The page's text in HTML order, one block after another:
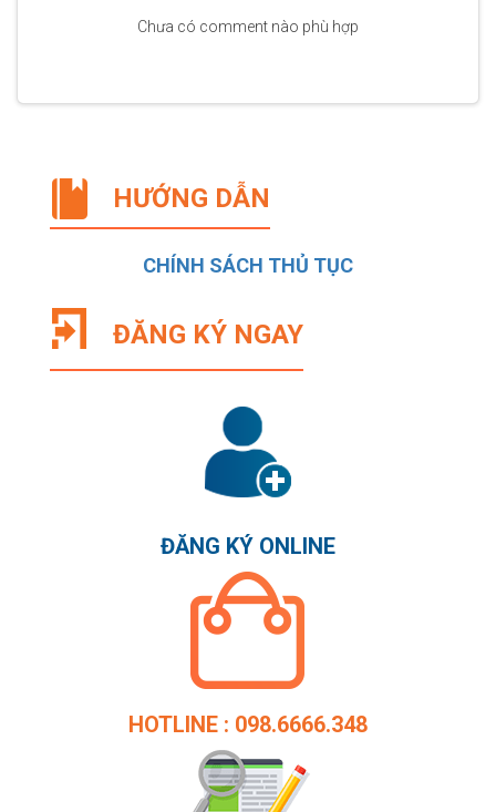
Chưa có comment nào phù hợp
HƯỚNG DẪN
CHÍNH SÁCH THỦ TỤC
ĐĂNG KÝ NGAY
ĐĂNG KÝ ONLINE
HOTLINE : 098.6666.348